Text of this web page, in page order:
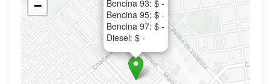
Bencina 93: $ -
Bencina 95: $ -
Bencina 97: $ -
Diesel: $ -
−